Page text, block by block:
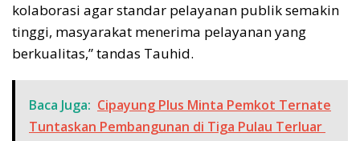
kolaborasi agar standar pelayanan publik semakin
tinggi, masyarakat menerima pelayanan yang
berkualitas,” tandas Tauhid.
Baca Juga: Cipayung Plus Minta Pemkot Ternate
Tuntaskan Pembangunan di Tiga Pulau Terluar